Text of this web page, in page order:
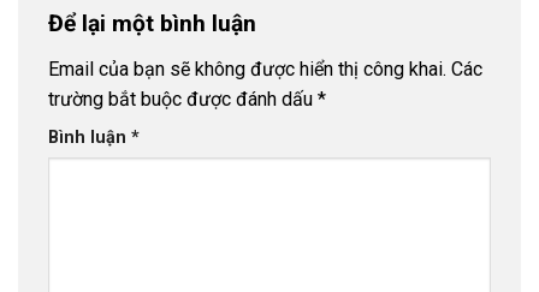
Để lại một bình luận
Email của bạn sẽ không được hiển thị công khai. Các
trường bắt buộc được đánh dấu *
Bình luận *